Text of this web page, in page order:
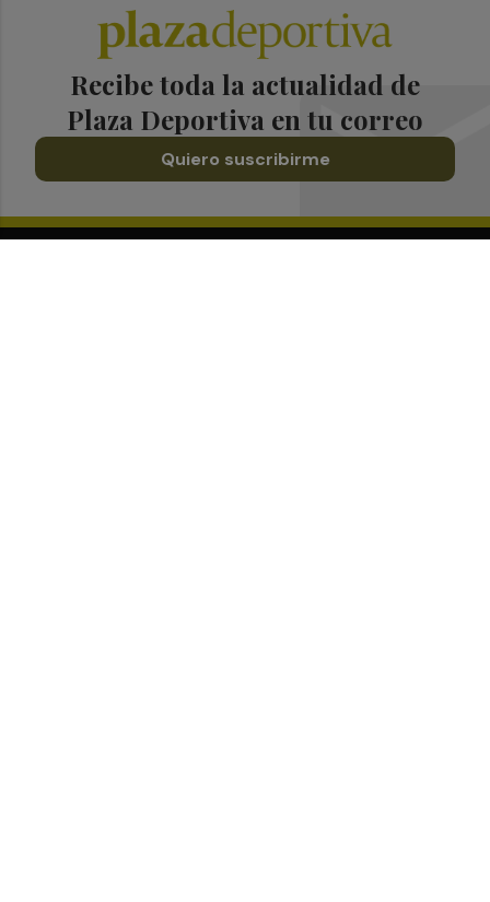
Recibe toda la actualidad de
Plaza Deportiva en tu correo
Quiero suscribirme